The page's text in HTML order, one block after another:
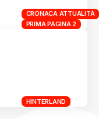
CRONACA ATTUALITÀ
PRIMA PAGINA 2
HINTERLAND